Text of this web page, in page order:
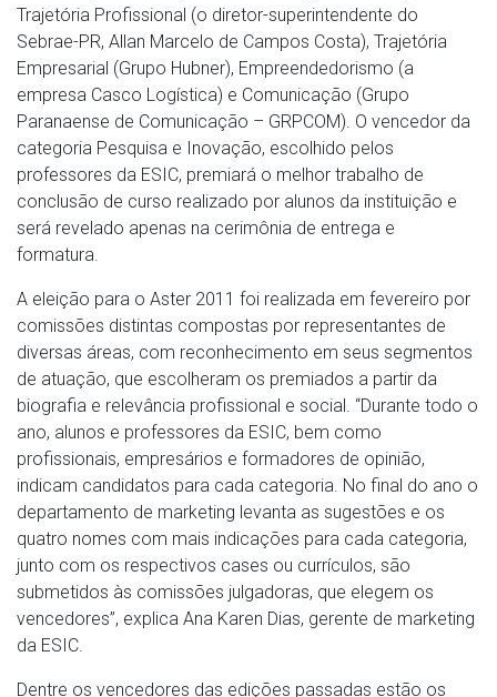
Trajetória Profissional (o diretor-superintendente do
Sebrae-PR, Allan Marcelo de Campos Costa), Trajetória
Empresarial (Grupo Hubner), Empreendedorismo (a
empresa Casco Logística) e Comunicação (Grupo
Paranaense de Comunicação – GRPCOM). O vencedor da
categoria Pesquisa e Inovação, escolhido pelos
professores da ESIC, premiará o melhor trabalho de
conclusão de curso realizado por alunos da instituição e
será revelado apenas na cerimônia de entrega e
formatura.
A eleição para o Aster 2011 foi realizada em fevereiro por
comissões distintas compostas por representantes de
diversas áreas, com reconhecimento em seus segmentos
de atuação, que escolheram os premiados a partir da
biografia e relevância profissional e social. “Durante todo o
ano, alunos e professores da ESIC, bem como
profissionais, empresários e formadores de opinião,
indicam candidatos para cada categoria. No final do ano o
departamento de marketing levanta as sugestões e os
quatro nomes com mais indicações para cada categoria,
junto com os respectivos cases ou currículos, são
submetidos às comissões julgadoras, que elegem os
vencedores”, explica Ana Karen Dias, gerente de marketing
da ESIC.
Dentre os vencedores das edições passadas estão os